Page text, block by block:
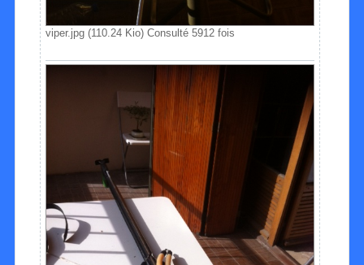
viper.jpg (110.24 Kio) Consulté 5912 fois